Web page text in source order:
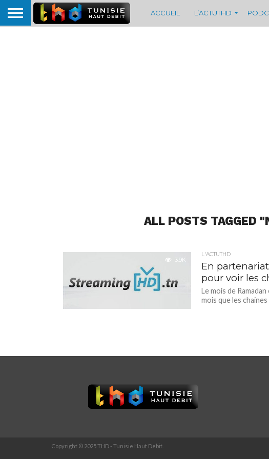
ACCUEIL L’ACTUTHD
ALL POSTS TAGGED
3.9K
L'ACTUTHD
En
pour voir les
Le mois de
mois que les
Copyright © 2025 THD - Tunisie Haut Debit.